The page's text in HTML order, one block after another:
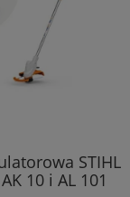
STIHL
10 i AL 101